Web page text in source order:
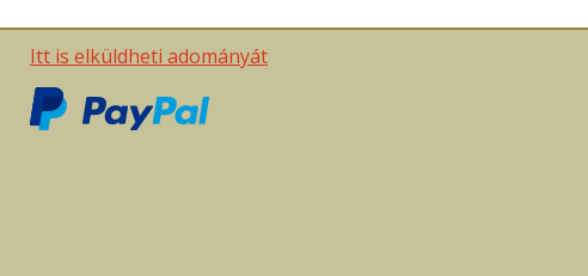
Itt is elküldheti adományát